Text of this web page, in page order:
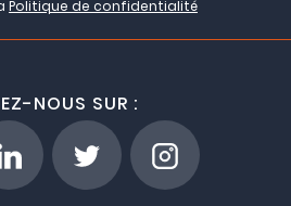
Politique de confidentialité
NOUS SUR :